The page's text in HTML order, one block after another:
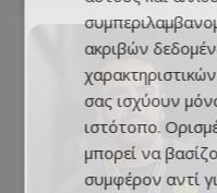
ακριβών
σας ισχύουν
ιστότοπο.
μπορεί να
συμφέρον αντί